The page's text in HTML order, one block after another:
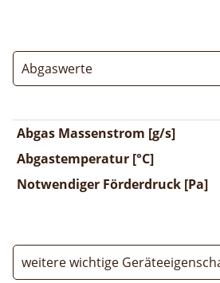
Abgaswerte
Abgas Massenstrom [g/s]
Abgastemperatur [°C]
Notwendiger Förderdruck [Pa]
weitere wichtige